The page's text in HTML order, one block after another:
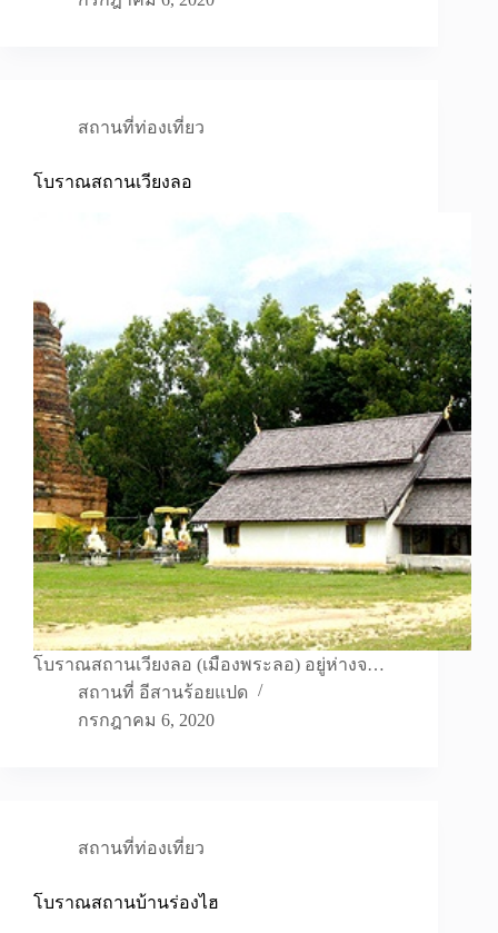
สถานที่ท่องเที่ยว
โบราณสถานเวียงลอ
โบราณสถานเวียงลอ (เมืองพระลอ) อยู่ห่างจ…
สถานที่ อีสานร้อยแปด
กรกฎาคม 6, 2020
สถานที่ท่องเที่ยว
โบราณสถานบ้านร่องไฮ